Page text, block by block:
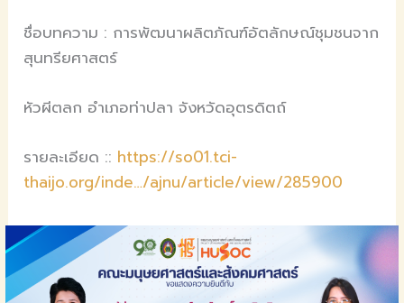
ชื่อบทความ : การพัฒนาผลิตภัณฑ์อัตลักษณ์ชุมชนจาก
สุนทรียศาสตร์
หัวผีตลก อำเภอท่าปลา จังหวัดอุตรดิตถ์
รายละเอียด :: https://so01.tci-
thaijo.org/inde…/ajnu/article/view/285900